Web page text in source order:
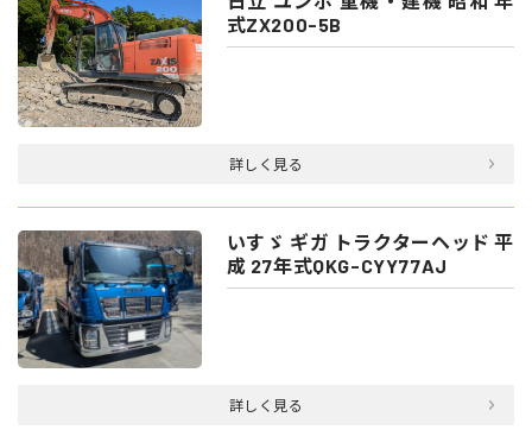
式ZX200-5B
詳しく見る
いすゞ ギガ トラクターヘッド 平
成 27年式QKG-CYY77AJ
詳しく見る